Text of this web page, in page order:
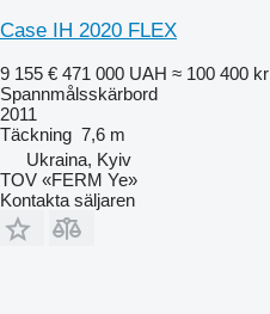
Case IH 2020 FLEX
9 155 € 471 000 UAH ≈ 100 400 kr
Spannmålsskärbord
2011
Täckning 7,6 m
Ukraina, Kyiv
TOV «FERM Ye»
Kontakta säljaren